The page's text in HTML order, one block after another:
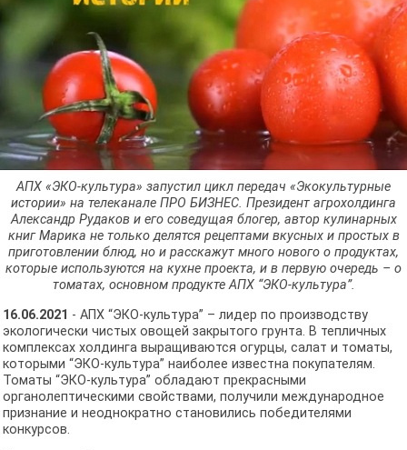
АПХ «ЭКО-культура» запустил цикл передач «Экокультурные
истории» на телеканале ПРО БИЗНЕС. Президент агрохолдинга
Александр Рудаков и его соведущая блогер, автор кулинарных
книг Марика не только делятся рецептами вкусных и простых в
приготовлении блюд, но и расскажут много нового о продуктах,
которые используются на кухне проекта, и в первую очередь – о
томатах, основном продукте АПХ “ЭКО-культура”.
16.06.2021 - АПХ “ЭКО-культура” – лидер по производству
экологически чистых овощей закрытого грунта. В тепличных
комплексах холдинга выращиваются огурцы, салат и томаты,
которыми “ЭКО-культура” наиболее известна покупателям.
Томаты “ЭКО-культура” обладают прекрасными
органолептическими свойствами, получили международное
признание и неоднократно становились победителями
конкурсов.